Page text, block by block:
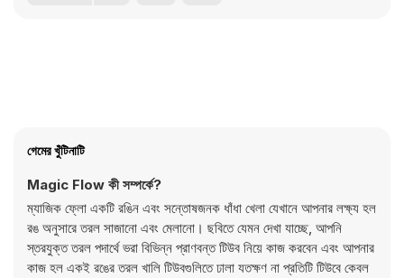
গেমের খুঁটিনাটি
Magic Flow কী সম্পর্কে?
ম্যাজিক ফ্লো একটি রঙিন এবং সন্তোষজনক ধাঁধা খেলা যেখানে আপনার লক্ষ্য হল
রঙ অনুসারে তরল সাজানো এবং মেলানো। ছবিতে যেমন দেখা যাচ্ছে, আপনি
স্তরযুক্ত তরল পদার্থে ভরা বিভিন্ন প্রাণবন্ত টিউব নিয়ে কাজ করবেন এবং আপনার
কাজ হল একই রঙের তরল খালি টিউবগুলিতে ঢালা যতক্ষণ না প্রতিটি টিউবে কেবল